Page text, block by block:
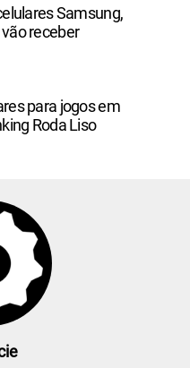
Samsung,
receber
para jogos em
Roda Liso